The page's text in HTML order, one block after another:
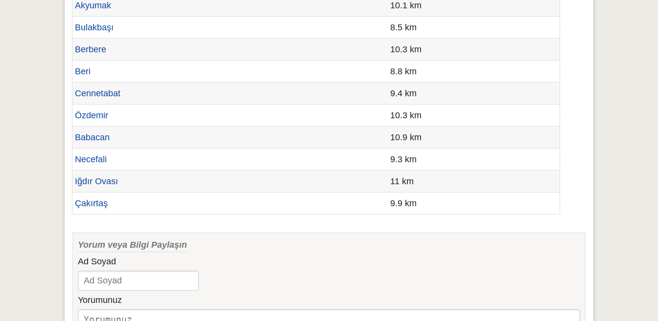
Akyumak 10.1 km
Bulakbaşı 8.5 km
Berbere 10.3 km
Beri 8.8 km
Cennetabat 9.4 km
Özdemir 10.3 km
Babacan 10.9 km
Necefali 9.3 km
Iğdır Ovası 11 km
Çakırtaş 9.9 km
Yorum veya Bilgi Paylaşın
Ad Soyad
Yorumunuz